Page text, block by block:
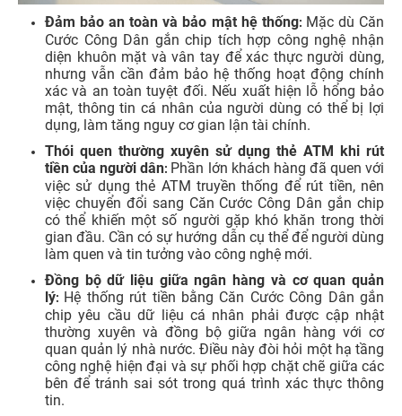
Đảm bảo an toàn và bảo mật hệ thống: Mặc dù Căn
Cước Công Dân gắn chip tích hợp công nghệ nhận
diện khuôn mặt và vân tay để xác thực người dùng,
nhưng vẫn cần đảm bảo hệ thống hoạt động chính
xác và an toàn tuyệt đối. Nếu xuất hiện lỗ hổng bảo
mật, thông tin cá nhân của người dùng có thể bị lợi
dụng, làm tăng nguy cơ gian lận tài chính.
Thói quen thường xuyên sử dụng thẻ ATM khi rút
tiền của người dân: Phần lớn khách hàng đã quen với
việc sử dụng thẻ ATM truyền thống để rút tiền, nên
việc chuyển đổi sang Căn Cước Công Dân gắn chip
có thể khiến một số người gặp khó khăn trong thời
gian đầu. Cần có sự hướng dẫn cụ thể để người dùng
làm quen và tin tưởng vào công nghệ mới.
Đồng bộ dữ liệu giữa ngân hàng và cơ quan quản
lý: Hệ thống rút tiền bằng Căn Cước Công Dân gắn
chip yêu cầu dữ liệu cá nhân phải được cập nhật
thường xuyên và đồng bộ giữa ngân hàng với cơ
quan quản lý nhà nước. Điều này đòi hỏi một hạ tầng
công nghệ hiện đại và sự phối hợp chặt chẽ giữa các
bên để tránh sai sót trong quá trình xác thực thông
tin.